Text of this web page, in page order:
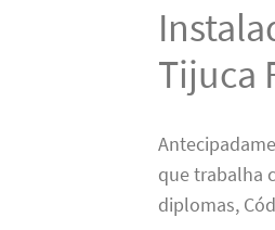
Tijuca
que trabalha
diplomas,